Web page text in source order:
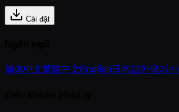
Cài đặt
简体中文繁體中文English日本語한국어ภ